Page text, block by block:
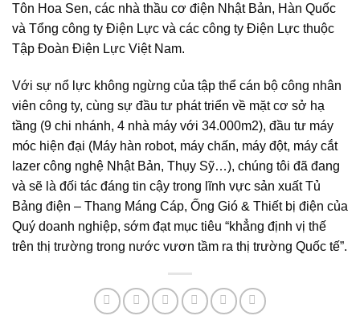
Tôn Hoa Sen, các nhà thầu cơ điện Nhật Bản, Hàn Quốc
và Tổng công ty Điện Lực và các công ty Điện Lực thuộc
Tập Đoàn Điện Lực Việt Nam.
Với sự nổ lực không ngừng của tập thể cán bộ công nhân
viên công ty, cùng sự đầu tư phát triển về mặt cơ sở hạ
tầng (9 chi nhánh, 4 nhà máy với 34.000m2), đầu tư máy
móc hiện đại (Máy hàn robot, máy chấn, máy đột, máy cắt
lazer công nghệ Nhật Bản, Thụy Sỹ…), chúng tôi đã đang
và sẽ là đối tác đáng tin cậy trong lĩnh vực sản xuất Tủ
Bảng điện – Thang Máng Cáp, Ống Gió & Thiết bị điện của
Quý doanh nghiệp, sớm đạt mục tiêu “khẳng định vị thế
trên thị trường trong nước vươn tầm ra thị trường Quốc tế”.